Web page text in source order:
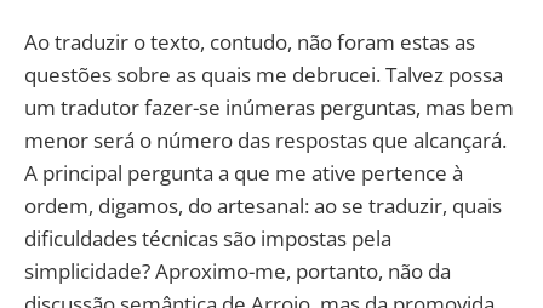
Ao traduzir o texto, contudo, não foram estas as
questões sobre as quais me debrucei. Talvez possa
um tradutor fazer-se inúmeras perguntas, mas bem
menor será o número das respostas que alcançará.
A principal pergunta a que me ative pertence à
ordem, digamos, do artesanal: ao se traduzir, quais
dificuldades técnicas são impostas pela
simplicidade? Aproximo-me, portanto, não da